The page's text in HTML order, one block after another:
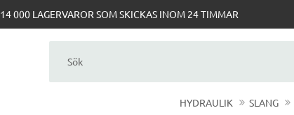
14 000 LAGERVAROR SOM SKICKAS INOM 24 TIMMAR
HYDRAULIK SLANG